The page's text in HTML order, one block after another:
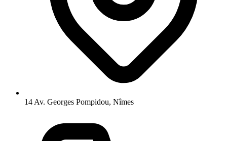
14 Av. Georges Pompidou, Nîmes